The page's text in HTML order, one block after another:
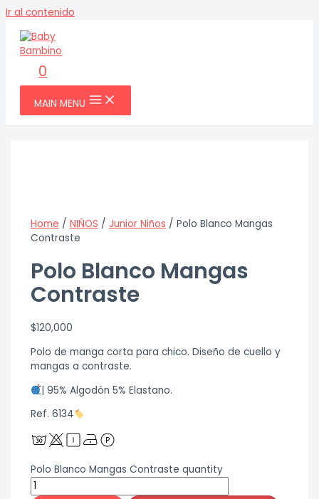
Ir al contenido
0
MAIN MENU
Home / NIÑOS / Junior Niños / Polo Blanco Mangas
Contraste
Polo Blanco Mangas
Contraste
$120,000
Polo de manga corta para chico. Diseño de cuello y
mangas a contraste.
| 95% Algodón 5% Elastano.
Ref. 6134
Polo Blanco Mangas Contraste quantity